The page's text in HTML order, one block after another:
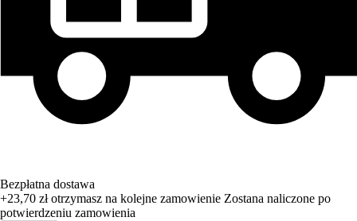
Bezpłatna dostawa
+23,70 złotrzymasz na kolejne zamowienie Zostana naliczone po
potwierdzeniu zamowienia